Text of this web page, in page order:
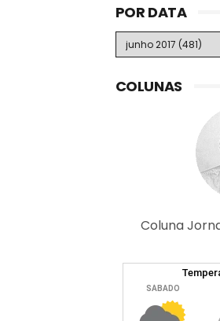
POR DATA
COLUNAS
Coluna